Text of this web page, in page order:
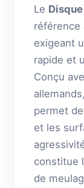
Le
référence
exigeant
rapide et
Conçu
permet
et les
constitue
de